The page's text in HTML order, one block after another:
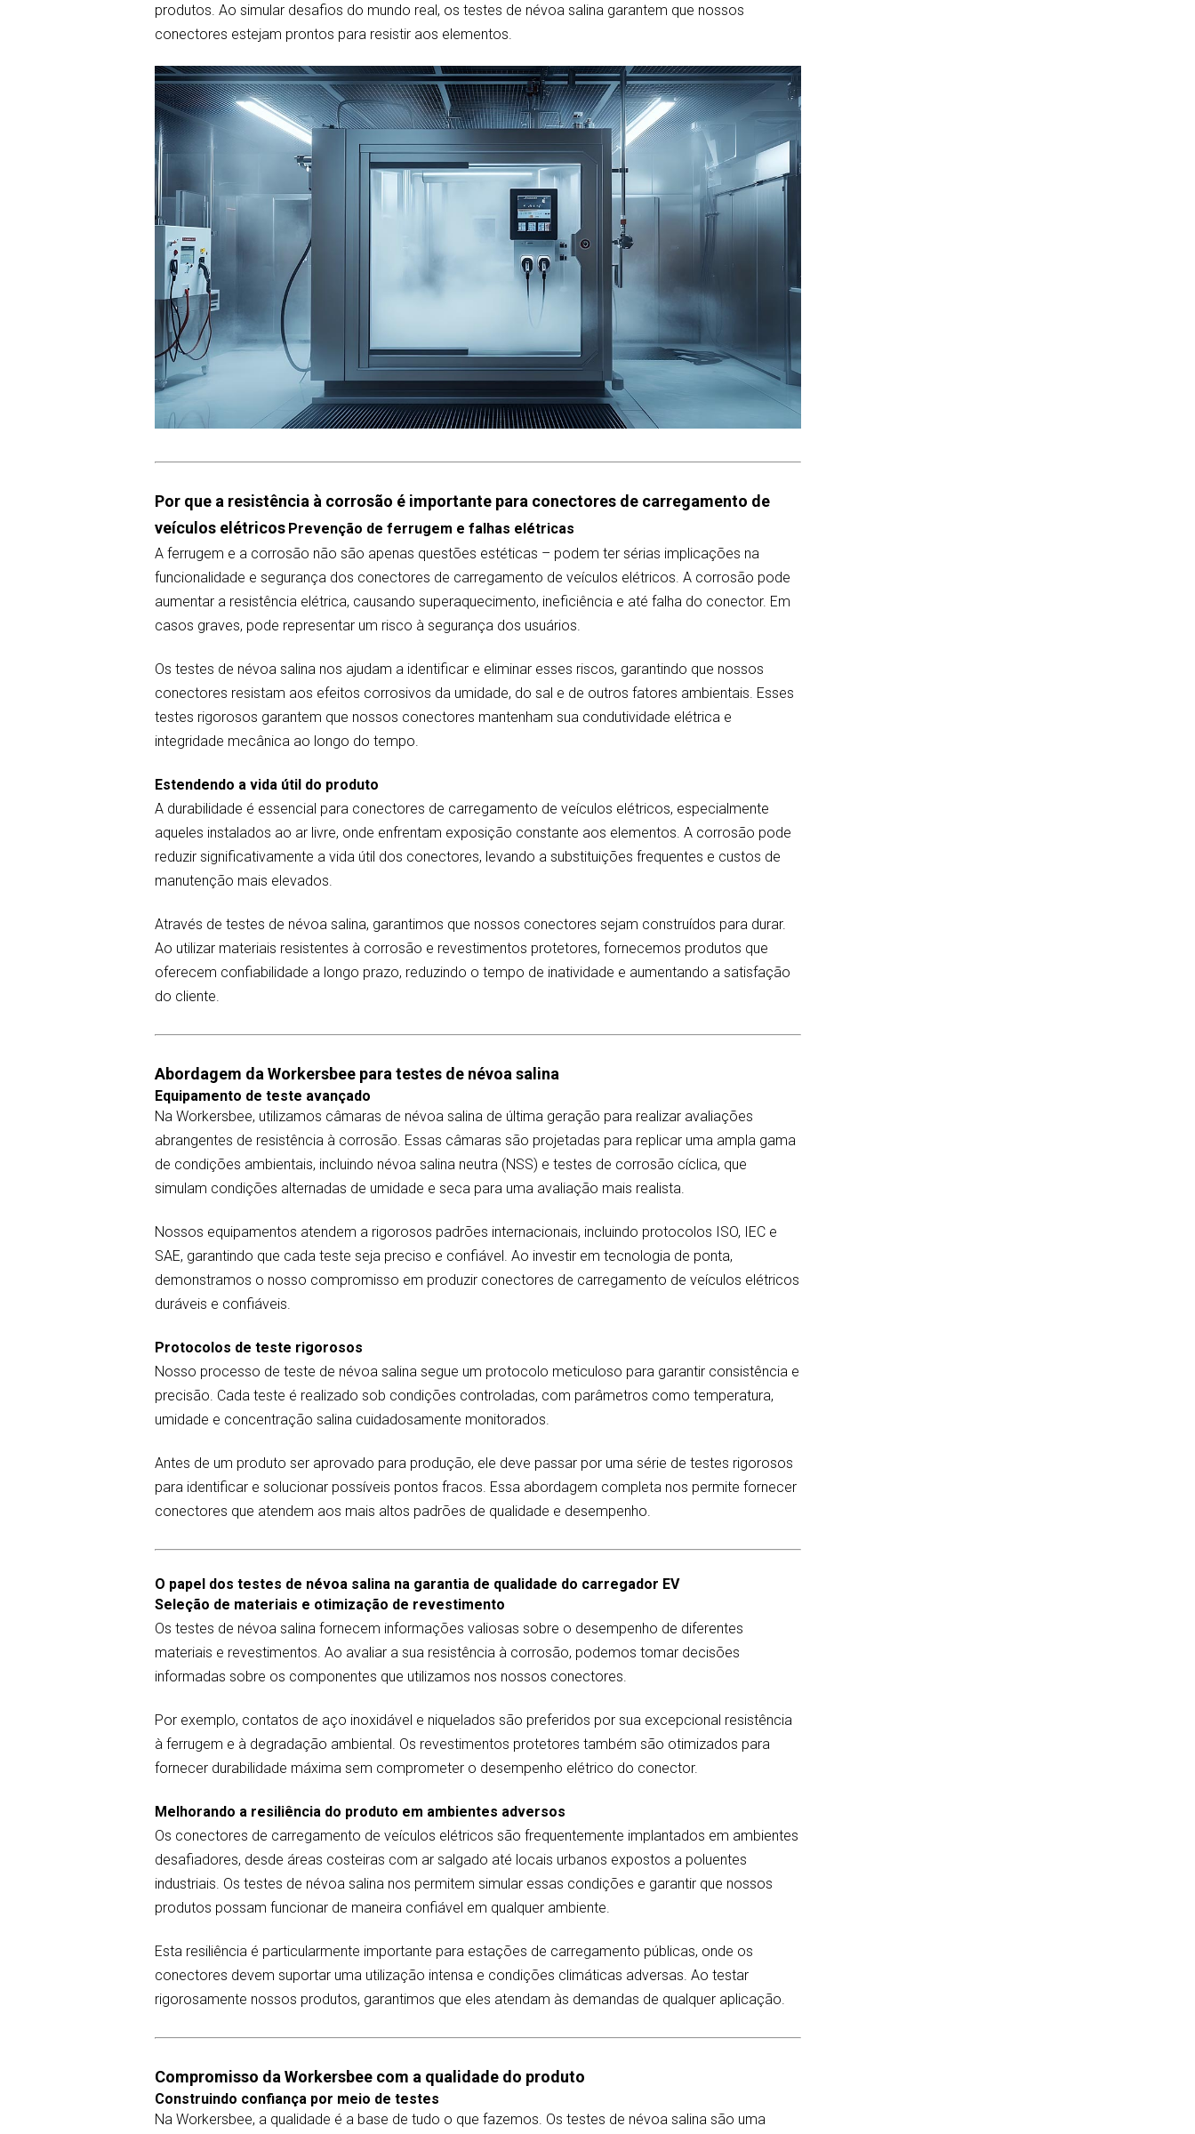
produtos. Ao simular desafios do mundo real, os testes de névoa salina garantem que nossos
conectores estejam prontos para resistir aos elementos.
Por que a resistência à corrosão é importante para conectores de carregamento de
veículos elétricos Prevenção de ferrugem e falhas elétricas
A ferrugem e a corrosão não são apenas questões estéticas – podem ter sérias implicações na
funcionalidade e segurança dos conectores de carregamento de veículos elétricos. A corrosão pode
aumentar a resistência elétrica, causando superaquecimento, ineficiência e até falha do conector. Em
casos graves, pode representar um risco à segurança dos usuários.
Os testes de névoa salina nos ajudam a identificar e eliminar esses riscos, garantindo que nossos
conectores resistam aos efeitos corrosivos da umidade, do sal e de outros fatores ambientais. Esses
testes rigorosos garantem que nossos conectores mantenham sua condutividade elétrica e
integridade mecânica ao longo do tempo.
Estendendo a vida útil do produto
A durabilidade é essencial para conectores de carregamento de veículos elétricos, especialmente
aqueles instalados ao ar livre, onde enfrentam exposição constante aos elementos. A corrosão pode
reduzir significativamente a vida útil dos conectores, levando a substituições frequentes e custos de
manutenção mais elevados.
Através de testes de névoa salina, garantimos que nossos conectores sejam construídos para durar.
Ao utilizar materiais resistentes à corrosão e revestimentos protetores, fornecemos produtos que
oferecem confiabilidade a longo prazo, reduzindo o tempo de inatividade e aumentando a satisfação
do cliente.
Abordagem da Workersbee para testes de névoa salina
Equipamento de teste avançado
Na Workersbee, utilizamos câmaras de névoa salina de última geração para realizar avaliações
abrangentes de resistência à corrosão. Essas câmaras são projetadas para replicar uma ampla gama
de condições ambientais, incluindo névoa salina neutra (NSS) e testes de corrosão cíclica, que
simulam condições alternadas de umidade e seca para uma avaliação mais realista.
Nossos equipamentos atendem a rigorosos padrões internacionais, incluindo protocolos ISO, IEC e
SAE, garantindo que cada teste seja preciso e confiável. Ao investir em tecnologia de ponta,
demonstramos o nosso compromisso em produzir conectores de carregamento de veículos elétricos
duráveis e confiáveis.
Protocolos de teste rigorosos
Nosso processo de teste de névoa salina segue um protocolo meticuloso para garantir consistência e
precisão. Cada teste é realizado sob condições controladas, com parâmetros como temperatura,
umidade e concentração salina cuidadosamente monitorados.
Antes de um produto ser aprovado para produção, ele deve passar por uma série de testes rigorosos
para identificar e solucionar possíveis pontos fracos. Essa abordagem completa nos permite fornecer
conectores que atendem aos mais altos padrões de qualidade e desempenho.
O papel dos testes de névoa salina na garantia de qualidade do carregador EV
Seleção de materiais e otimização de revestimento
Os testes de névoa salina fornecem informações valiosas sobre o desempenho de diferentes
materiais e revestimentos. Ao avaliar a sua resistência à corrosão, podemos tomar decisões
informadas sobre os componentes que utilizamos nos nossos conectores.
Por exemplo, contatos de aço inoxidável e niquelados são preferidos por sua excepcional resistência
à ferrugem e à degradação ambiental. Os revestimentos protetores também são otimizados para
fornecer durabilidade máxima sem comprometer o desempenho elétrico do conector.
Melhorando a resiliência do produto em ambientes adversos
Os conectores de carregamento de veículos elétricos são frequentemente implantados em ambientes
desafiadores, desde áreas costeiras com ar salgado até locais urbanos expostos a poluentes
industriais. Os testes de névoa salina nos permitem simular essas condições e garantir que nossos
produtos possam funcionar de maneira confiável em qualquer ambiente.
Esta resiliência é particularmente importante para estações de carregamento públicas, onde os
conectores devem suportar uma utilização intensa e condições climáticas adversas. Ao testar
rigorosamente nossos produtos, garantimos que eles atendam às demandas de qualquer aplicação.
Compromisso da Workersbee com a qualidade do produto
Construindo confiança por meio de testes
Na Workersbee, a qualidade é a base de tudo o que fazemos. Os testes de névoa salina são uma